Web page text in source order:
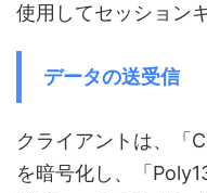
使用してセッション
データの送受信
クライアントは、「
を暗号化し、「